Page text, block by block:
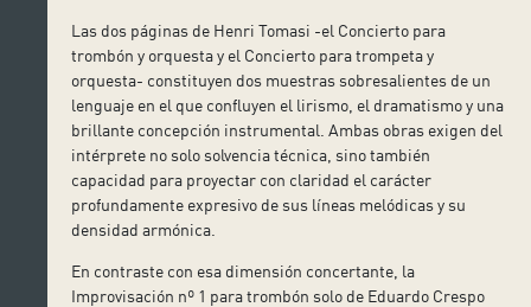
Las dos páginas de Henri Tomasi -el Concierto para
trombón y orquesta y el Concierto para trompeta y
orquesta- constituyen dos muestras sobresalientes de un
lenguaje en el que confluyen el lirismo, el dramatismo y una
brillante concepción instrumental. Ambas obras exigen del
intérprete no solo solvencia técnica, sino también
capacidad para proyectar con claridad el carácter
profundamente expresivo de sus líneas melódicas y su
densidad armónica.
En contraste con esa dimensión concertante, la
Improvisación nº 1 para trombón solo de Eduardo Crespo